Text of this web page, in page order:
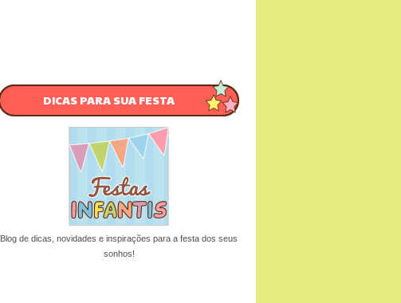
DICAS PARA SUA FESTA
Blog de dicas, novidades e inspirações para a festa dos seus
sonhos!